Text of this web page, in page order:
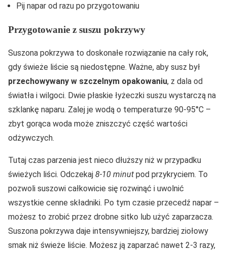
Pij napar od razu po przygotowaniu
Przygotowanie z suszu pokrzywy
Suszona pokrzywa to doskonałe rozwiązanie na cały rok,
gdy świeże liście są niedostępne. Ważne, aby susz był
przechowywany w szczelnym opakowaniu, z dala od
światła i wilgoci. Dwie płaskie łyżeczki suszu wystarczą na
szklankę naparu. Zalej je wodą o temperaturze 90-95°C –
zbyt gorąca woda może zniszczyć część wartości
odżywczych.
Tutaj czas parzenia jest nieco dłuższy niż w przypadku
świeżych liści. Odczekaj 8-10 minut pod przykryciem. To
pozwoli suszowi całkowicie się rozwinąć i uwolnić
wszystkie cenne składniki. Po tym czasie przecedź napar –
możesz to zrobić przez drobne sitko lub użyć zaparzacza.
Suszona pokrzywa daje intensywniejszy, bardziej ziołowy
smak niż świeże liście. Możesz ją zaparzać nawet 2-3 razy,